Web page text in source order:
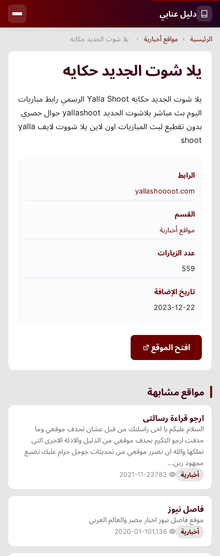
دليل عنابي
الرئيسية › مواقع أخبارية › يلا شوت الجديد حكايه
يلا شوت الجديد حكايه
يلا شوت الجديد حكايه Yalla Shoot الرسمي رابط مباريات
اليوم بث مباشر يلاشوت الجديد yallashoot جوال حصري
بدون تقطيع لبث المباريات اون لاين يلا شووت لايف yalla
shoot
الرابط
yallashoooot.com
القسم
مواقع أخبارية
عدد الزيارات
559
تاريخ الإضافة
2023-12-22
افتح الموقع
مواقع مشابهة
ارجو قراءة رسالتى
السلام عليكم يا اخى راسلتك من قبل عشان تحذف موقعي وما
حذفت ارجو التكرم بحذف موقعي من الدليل والادلة الاخرى التى
تملكها والله ان تضرر موقعي من تحديثات جوجل حرام عليك تضيع
مجهود ربن…
أخبارية 2021-11-23
فاصل نيوز
موقع فاصل نيوز اخبار مصر والعالم العربي
أخبارية 2020-01-10